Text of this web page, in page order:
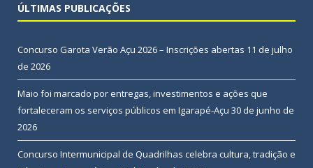
ÚLTIMAS PUBLICAÇÕES
Concurso Garota Verão Açu 2026 – Inscrições abertas 11 de julho
de 2026
Maio foi marcado por entregas, investimentos e ações que
fortaleceram os serviços públicos em Igarapé-Açu 30 de junho de
2026
Concurso Intermunicipal de Quadrilhas celebra cultura, tradição e